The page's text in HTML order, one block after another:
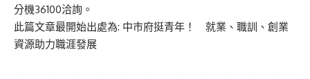
分機36100洽詢。
此篇文章最開始出處為: 中市府挺青年！ 就業、職訓、創業
資源助力職涯發展